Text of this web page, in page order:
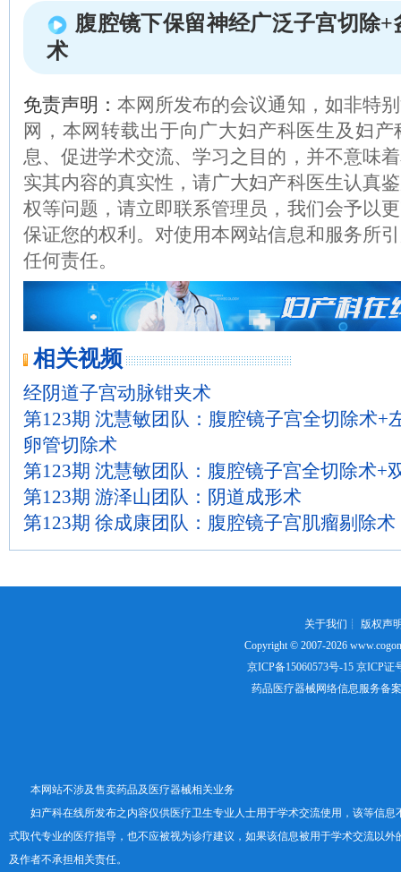
腹腔镜下保留神经广泛子宫切除
术
免责声明：本网所发布的会议通知，如非特
网，本网转载出于向广大妇产科医生及妇
息、促进学术交流、学习之目的，并不意味
实其内容的真实性，请广大妇产科医生认真
权等问题，请立即联系管理员，我们会予以
保证您的权利。对使用本网站信息和服务所
任何责任。
相关视频
经阴道子宫动脉钳夹术
第123期 沈慧敏团队：腹腔镜子宫全切除术+
卵管切除术
第123期 沈慧敏团队：腹腔镜子宫全切除术+
第123期 游泽山团队：阴道成形术
第123期 徐成康团队：腹腔镜子宫肌瘤剔除术
关于我们 ┊ 版权声
Copyright © 2007-2026
京ICP备15060573号-15京ICP证
药品医疗器械网络信息服务备
本网站不涉及售卖药品及医疗器械相关业务
妇产科在线所发布之内容仅供医疗卫生专业人士用于学术交流使用，该等信息
式取代专业的医疗指导，也不应被视为诊疗建议，如果该信息被用于学术交流以外
及作者不承担相关责任。